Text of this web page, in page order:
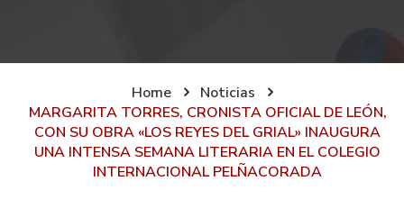
Home
Noticias
MARGARITA TORRES, CRONISTA OFICIAL DE LEÓN,
CON SU OBRA «LOS REYES DEL GRIAL» INAUGURA
UNA INTENSA SEMANA LITERARIA EN EL COLEGIO
INTERNACIONAL PELÑACORADA